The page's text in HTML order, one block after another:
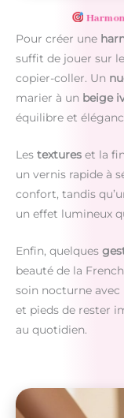
Pour créer une
suffit de jouer sur
copier-coller. Un
marier à un beige
équilibre et
Les textures et la
un vernis rapide à
confort, tandis
un effet lumineux
Enfin, quelques
beauté de la
soin nocturne
et pieds de rester
au quotidien.